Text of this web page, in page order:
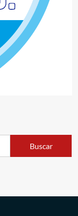
Buscar